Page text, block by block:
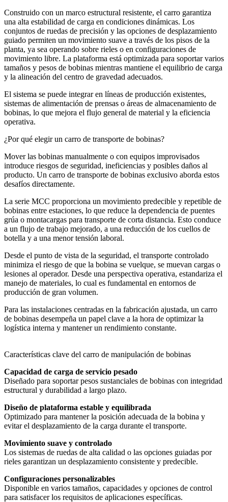
Construido con un marco estructural resistente, el carro garantiza
una alta estabilidad de carga en condiciones dinámicas. Los
conjuntos de ruedas de precisión y las opciones de desplazamiento
guiado permiten un movimiento suave a través de los pisos de la
planta, ya sea operando sobre rieles o en configuraciones de
movimiento libre. La plataforma está optimizada para soportar varios
tamaños y pesos de bobinas mientras mantiene el equilibrio de carga
y la alineación del centro de gravedad adecuados.
El sistema se puede integrar en líneas de producción existentes,
sistemas de alimentación de prensas o áreas de almacenamiento de
bobinas, lo que mejora el flujo general de material y la eficiencia
operativa.
¿Por qué elegir un carro de transporte de bobinas?
Mover las bobinas manualmente o con equipos improvisados ​​
introduce riesgos de seguridad, ineficiencias y posibles daños al
producto. Un carro de transporte de bobinas exclusivo aborda estos
desafíos directamente.
La serie MCC proporciona un movimiento predecible y repetible de
bobinas entre estaciones, lo que reduce la dependencia de puentes
grúa o montacargas para transporte de corta distancia. Esto conduce
a un flujo de trabajo mejorado, a una reducción de los cuellos de
botella y a una menor tensión laboral.
Desde el punto de vista de la seguridad, el transporte controlado
minimiza el riesgo de que la bobina se vuelque, se muevan cargas o
lesiones al operador. Desde una perspectiva operativa, estandariza el
manejo de materiales, lo cual es fundamental en entornos de
producción de gran volumen.
Para las instalaciones centradas en la fabricación ajustada, un carro
de bobinas desempeña un papel clave a la hora de optimizar la
logística interna y mantener un rendimiento constante.
Características clave del carro de manipulación de bobinas
Capacidad de carga de servicio pesado
Diseñado para soportar pesos sustanciales de bobinas con integridad
estructural y durabilidad a largo plazo.
Diseño de plataforma estable y equilibrada
Optimizado para mantener la posición adecuada de la bobina y
evitar el desplazamiento de la carga durante el transporte.
Movimiento suave y controlado
Los sistemas de ruedas de alta calidad o las opciones guiadas por
rieles garantizan un desplazamiento consistente y predecible.
Configuraciones personalizables
Disponible en varios tamaños, capacidades y opciones de control
para satisfacer los requisitos de aplicaciones específicas.